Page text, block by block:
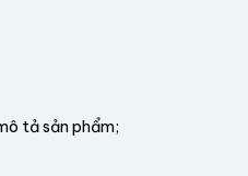
tả sản phẩm;